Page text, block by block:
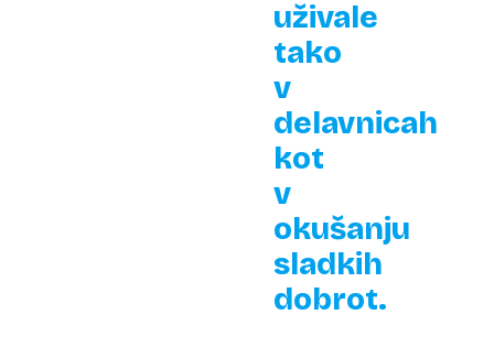
uživale
tako
v
delavnicah
kot
v
okušanju
sladkih
dobrot.